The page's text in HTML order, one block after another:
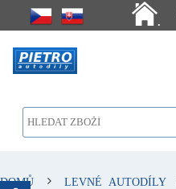
.
DOMŮ LEVNÉ AUTODÍLY